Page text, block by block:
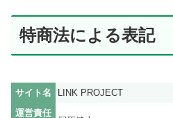
特商法による表記
サイト名
LINK PROJECT
運営責任